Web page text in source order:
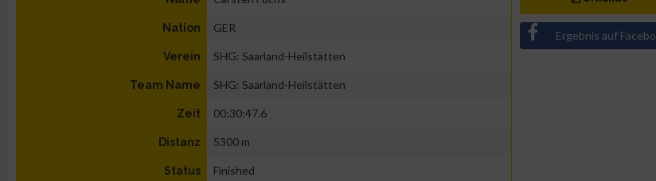
Nation GER
Verein SHG: Saarland-Heilstätten
Team Name SHG: Saarland-Heilstätten
Zeit 00:30:47.6
Distanz 5300 m
Status Finished
Ergebnis auf Facebook teilen